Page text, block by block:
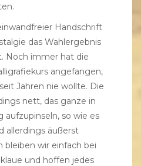
Handschrift
das Wahlergebnis
Noch immer hat die
angefangen,
Jahren nie wollte. Die
nett, das ganze in
aufzupinseln, so wie es
allerdings äußerst
bleiben wir einfach bei
und hoffen jedes